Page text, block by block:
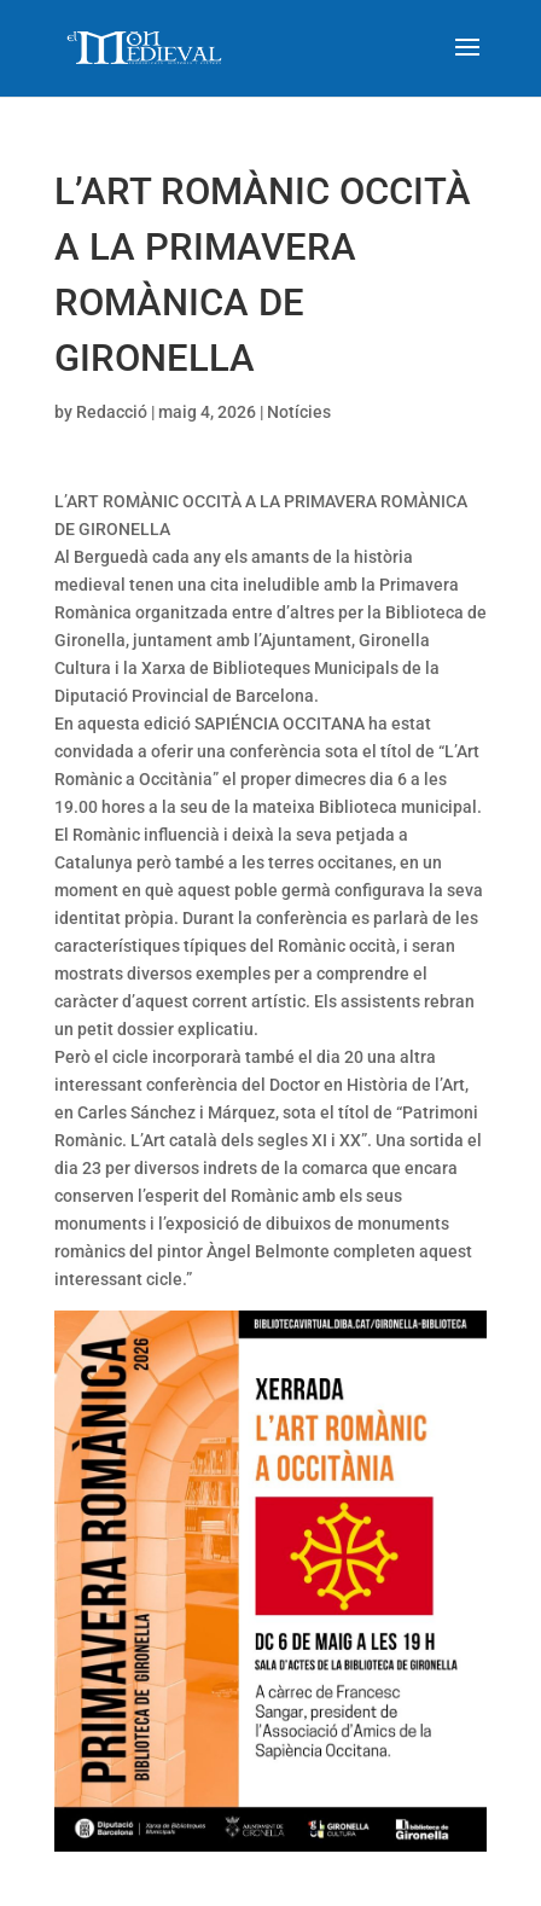
L’ART ROMÀNIC OCCITÀ
A LA PRIMAVERA
ROMÀNICA DE
GIRONELLA
by Redacció|maig 4, 2026| Notícies
L’ART ROMÀNIC OCCITÀ A LA PRIMAVERA ROMÀNICA
DE GIRONELLA
Al Berguedà cada any els amants de la història
medieval tenen una cita ineludible amb la Primavera
Romànica organitzada entre d’altres per la Biblioteca de
Gironella, juntament amb l’Ajuntament, Gironella
Cultura i la Xarxa de Biblioteques Municipals de la
Diputació Provincial de Barcelona.
En aquesta edició SAPIÉNCIA OCCITANA ha estat
convidada a oferir una conferència sota el títol de “L’Art
Romànic a Occitània” el proper dimecres dia 6 a les
19.00 hores a la seu de la mateixa Biblioteca municipal.
El Romànic influencià i deixà la seva petjada a
Catalunya però també a les terres occitanes, en un
moment en què aquest poble germà configurava la seva
identitat pròpia. Durant la conferència es parlarà de les
característiques típiques del Romànic occità, i seran
mostrats diversos exemples per a comprendre el
caràcter d’aquest corrent artístic. Els assistents rebran
un petit dossier explicatiu.
Però el cicle incorporarà també el dia 20 una altra
interessant conferència del Doctor en Història de l’Art,
en Carles Sánchez i Márquez, sota el títol de “Patrimoni
Romànic. L’Art català dels segles XI i XX”. Una sortida el
dia 23 per diversos indrets de la comarca que encara
conserven l’esperit del Romànic amb els seus
monuments i l’exposició de dibuixos de monuments
romànics del pintor Àngel Belmonte completen aquest
interessant cicle.”